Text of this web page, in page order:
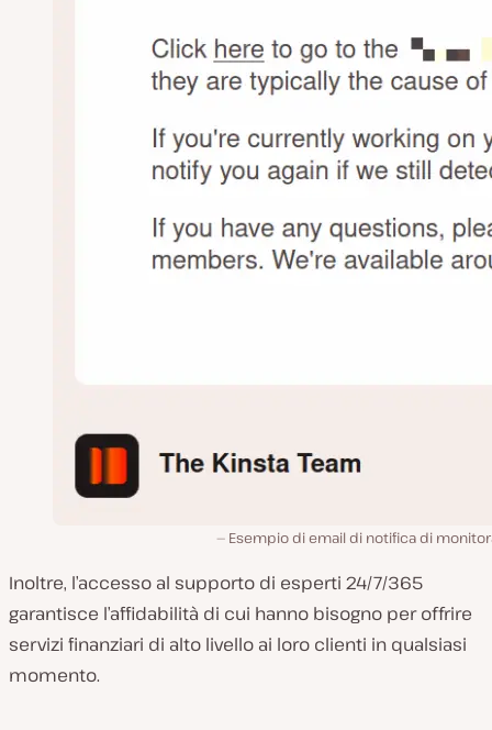
Esempio di email di notifica di
Inoltre, l’accesso al supporto di esperti 24/7/365
garantisce l’affidabilità di cui hanno bisogno per offrire
servizi finanziari di alto livello ai loro clienti in qualsiasi
momento.